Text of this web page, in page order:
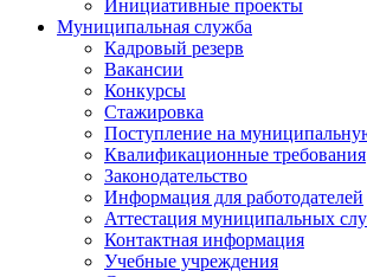
Инициативные проекты
Муниципальная служба
Кадровый резерв
Вакансии
Конкурсы
Стажировка
Поступление на
Квалификационные требования
Законодательство
Информация для работодателей
Аттестация муниципальных
Контактная информация
Учебные учреждения